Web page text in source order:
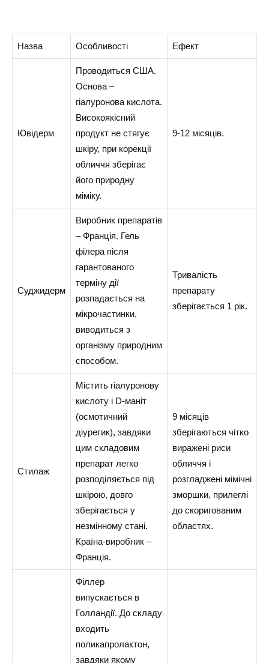
Назва Особливості Ефект
Ювідерм
Проводиться США.
Основа –
гіалуронова кислота.
Високоякісний
продукт не стягує
шкіру, при корекції
обличчя зберігає
його природну
міміку.
9-12 місяців.
Суджидерм
Виробник препаратів
– Франція. Гель
філера після
гарантованого
терміну дії
розпадається на
мікрочастинки,
виводиться з
організму природним
способом.
Тривалість
препарату
зберігається 1 рік.
Стилаж
Містить гіалуронову
кислоту і D-маніт
(осмотичний
діуретик), завдяки
цим складовим
препарат легко
розподіляється під
шкірою, довго
зберігається у
незмінному стані.
Країна-виробник –
Франція.
9 місяців
зберігаються чітко
виражені риси
обличчя і
розгладжені мімічні
зморшки, прилеглі
до скоригованим
областях.
Філлер
випускається в
Голландії. До складу
входить
поликапролактон,
завдяки якому